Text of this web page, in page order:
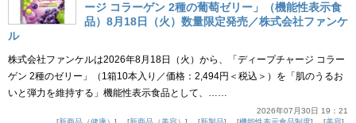
ージ コラーゲン 2種の葡萄ゼリー」（機能性表示食
品）8月18日（火）数量限定発売／株式会社ファンケ
ル
株式会社ファンケルは2026年8月18日（火）から、「ディープチャージ コラー
ゲン 2種のゼリー」（1箱10本入り／価格：2,494円＜税込＞）を「肌のうるお
いと弾力を維持する」機能性表示食品として、……
2026年07月30日 19：21